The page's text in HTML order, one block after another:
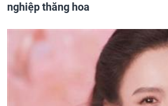
nghiệp thăng hoa